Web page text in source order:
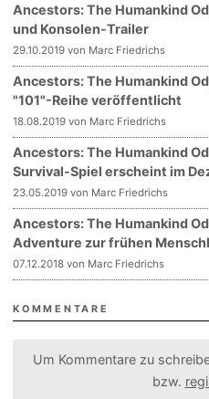
Ancestors: The Humankind
und Konsolen-Trailer
29.10.2019 von Marc Friedrichs
Ancestors: The Humankind
"101"-Reihe veröffentlicht
18.08.2019 von Marc Friedrichs
Ancestors: The Humankind
Survival-Spiel erscheint im
23.05.2019 von Marc Friedrichs
Ancestors: The Humankind
Adventure zur frühen
07.12.2018 von Marc Friedrichs
KOMMENTARE
Um Kommentare zu
bzw.